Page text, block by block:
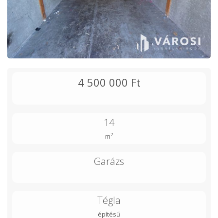
4 500 000 Ft
14
m2
Garázs
Tégla
építésű